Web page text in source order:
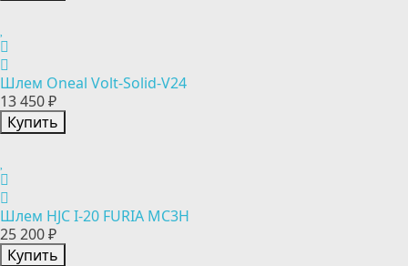
Шлем Oneal Volt-Solid-V24
13 450 ₽
Купить
Шлем HJC I-20 FURIA MC3H
25 200 ₽
Купить